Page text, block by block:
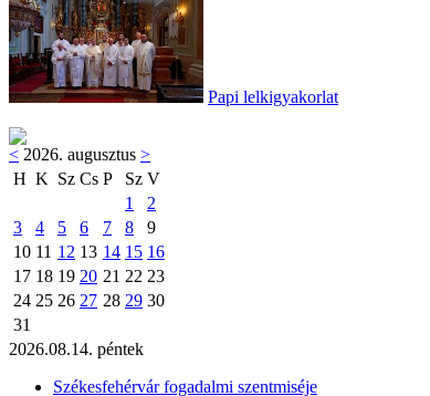
Papi lelkigyakorlat
< 2026. augusztus >
H K Sz Cs P Sz V
1
2
3
4 5 6 7 8
9
10 11 12 13 14 15 16
17 18 19 20 21 22 23
24 25 26 27 28 29 30
31
2026.08.14. péntek
Székesfehérvár fogadalmi szentmiséje